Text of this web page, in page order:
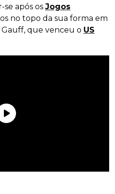
se após os Jogos
no topo da sua forma em
que venceu o US